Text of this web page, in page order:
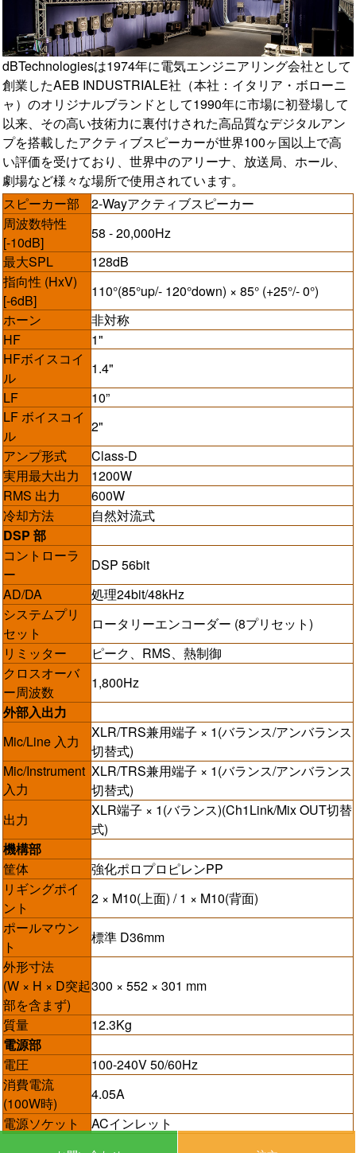
dBTechnologiesは1974年に電気エンジニアリング会社として
創業したAEB INDUSTRIALE社（本社：イタリア・ボローニ
ャ）のオリジナルブランドとして1990年に市場に初登場して
以来、その高い技術力に裏付けされた高品質なデジタルアン
プを搭載したアクティブスピーカーが世界100ヶ国以上で高
い評価を受けており、世界中のアリーナ、放送局、ホール、
劇場など様々な場所で使用されています。
スピーカー部
2-Wayアクティブスピーカー
周波数特性
[-10dB]
58 - 20,000Hz
最大SPL
128dB
指向性 (HxV)
[-6dB]
110°(85°up/- 120°down) × 85° (+25°/- 0°)
ホーン
非対称
HF
1"
HFボイスコイ
ル
1.4"
LF
10”
LF ボイスコイ
ル
2"
アンプ形式
Class-D
実用最大出力
1200W
RMS 出力
600W
冷却方法
自然対流式
DSP 部
コントローラ
ー
DSP 56bit
AD/DA
処理24bit/48kHz
システムプリ
セット
ロータリーエンコーダー (8プリセット)
リミッター
ピーク、RMS、熱制御
クロスオーバ
ー周波数
1,800Hz
外部入出力
Mic/Line 入力
XLR/TRS兼用端子 × 1(バランス/アンバランス
切替式)
Mic/Instrument
入力
XLR/TRS兼用端子 × 1(バランス/アンバランス
切替式)
出力
XLR端子 × 1(バランス)(Ch1Link/Mix OUT切替
式)
機構部
筐体
強化ポロプロピレンPP
リギングポイ
ント
2 × M10(上面) / 1 × M10(背面)
ポールマウン
ト
標準 D36mm
外形寸法
(W × H × D突起
部を含まず)
300 × 552 × 301 mm
質量
12.3Kg
電源部
電圧
100-240V 50/60Hz
消費電流
(100W時)
4.05A
電源ソケット
ACインレット